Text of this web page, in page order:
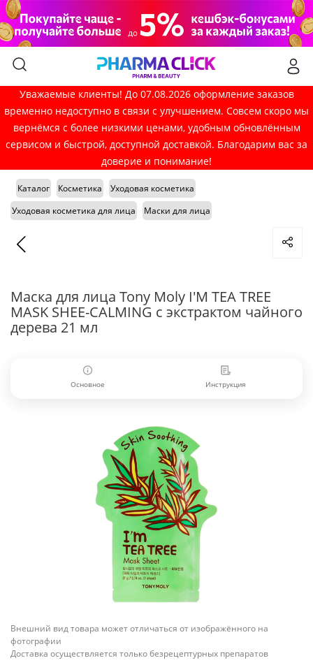
Уважаемые клиенты! До 07.08.2026 оформление заказов
временно недоступно в связи с улучшением. Совсем скоро мы
вернёмся с более низкими ценами, удобным обновлённым
сервисом и быстрой, доступной доставкой. Благодарим вас за
доверие и понимание!
Каталог Косметика
Уходовая косметика
Уходовая косметика для лица
Маски для лица
Маска для лица Tony Moly I'M TEA TREE
MASK SHEE-CALMING с экстрактом чайного
дерева 21 мл
Основное Инструкция
Внешний вид товара может отличаться от изображённого на
фотографии
Доставка осуществляется только безрецептурных препаратов